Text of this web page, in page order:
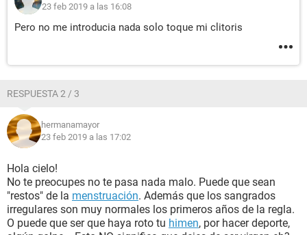
23 feb 2019 a las 16:08
Pero no me introducia nada solo toque mi clitoris
RESPUESTA 2 / 3
hermanamayor
23 feb 2019 a las 17:02
Hola cielo!
No te preocupes no te pasa nada malo. Puede que sean
"restos" de la menstruación. Además que los sangrados
irregulares son muy normales los primeros años de la regla.
O puede que ser que haya roto tu himen, por hacer deporte,